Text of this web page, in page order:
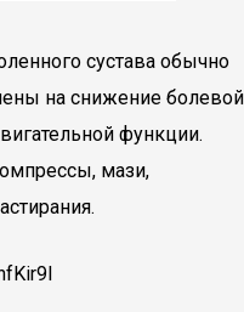
сустава обычно
на снижение болевой
функции.
мази,